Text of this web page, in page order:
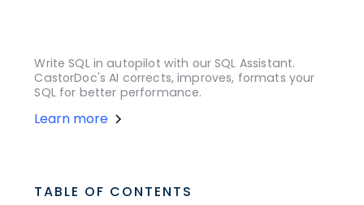
Write SQL in autopilot with our SQL Assistant.
CastorDoc's AI corrects, improves, formats your
SQL for better performance.
Learn more
TABLE OF CONTENTS